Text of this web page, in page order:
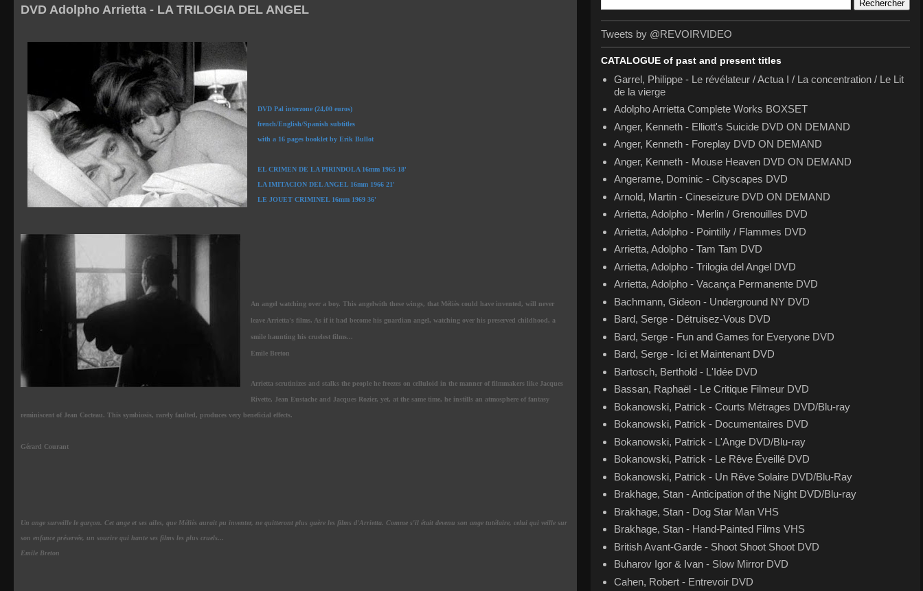
DVD Adolpho Arrietta - LA TRILOGIA DEL ANGEL
DVD Pal interzone (24,00 euros)
french/English/Spanish subtitles
with a 16 pages booklet by Erik Bullot
EL CRIMEN DE LA PIRINDOLA 16mm 1965 18'
LA IMITACION DEL ANGEL 16mm 1966 21'
LE JOUET CRIMINEL 16mm 1969 36'
An angel watching over a boy. This angelwith these wings, that Méliès could have invented, will never
leave Arrietta's films. As if it had become his guardian angel, watching over his preserved childhood, a
smile haunting his cruelest films...
Emile Breton
Arrietta scrutinizes and stalks the people he freezes on celluloid in the manner of filmmakers like Jacques
Rivette, Jean Eustache and Jacques Rozier, yet, at the same time, he instills an atmosphere of fantasy
reminiscent of Jean Cocteau. This symbiosis, rarely faulted, produces very beneficial effects.
Gérard Courant
Un ange surveille le garçon. Cet ange et ses ailes, que Méliès aurait pu inventer, ne quitteront plus guère les films d'Arrietta. Comme s'il était devenu son ange tutélaire, celui qui veille sur
son enfance préservée, un sourire qui hante ses films les plus cruels...
Emile Breton
Tweets by @REVOIRVIDEO
CATALOGUE of past and present titles
Garrel, Philippe - Le révélateur / Actua I / La concentration / Le Lit
de la vierge
Adolpho Arrietta Complete Works BOXSET
Anger, Kenneth - Elliott's Suicide DVD ON DEMAND
Anger, Kenneth - Foreplay DVD ON DEMAND
Anger, Kenneth - Mouse Heaven DVD ON DEMAND
Angerame, Dominic - Cityscapes DVD
Arnold, Martin - Cineseizure DVD ON DEMAND
Arrietta, Adolpho - Merlin / Grenouilles DVD
Arrietta, Adolpho - Pointilly / Flammes DVD
Arrietta, Adolpho - Tam Tam DVD
Arrietta, Adolpho - Trilogia del Angel DVD
Arrietta, Adolpho - Vacança Permanente DVD
Bachmann, Gideon - Underground NY DVD
Bard, Serge - Détruisez-Vous DVD
Bard, Serge - Fun and Games for Everyone DVD
Bard, Serge - Ici et Maintenant DVD
Bartosch, Berthold - L'Idée DVD
Bassan, Raphaël - Le Critique Filmeur DVD
Bokanowski, Patrick - Courts Métrages DVD/Blu-ray
Bokanowski, Patrick - Documentaires DVD
Bokanowski, Patrick - L'Ange DVD/Blu-ray
Bokanowski, Patrick - Le Rêve Éveillé DVD
Bokanowski, Patrick - Un Rêve Solaire DVD/Blu-Ray
Brakhage, Stan - Anticipation of the Night DVD/Blu-ray
Brakhage, Stan - Dog Star Man VHS
Brakhage, Stan - Hand-Painted Films VHS
British Avant-Garde - Shoot Shoot Shoot DVD
Buharov Igor & Ivan - Slow Mirror DVD
Cahen, Robert - Entrevoir DVD